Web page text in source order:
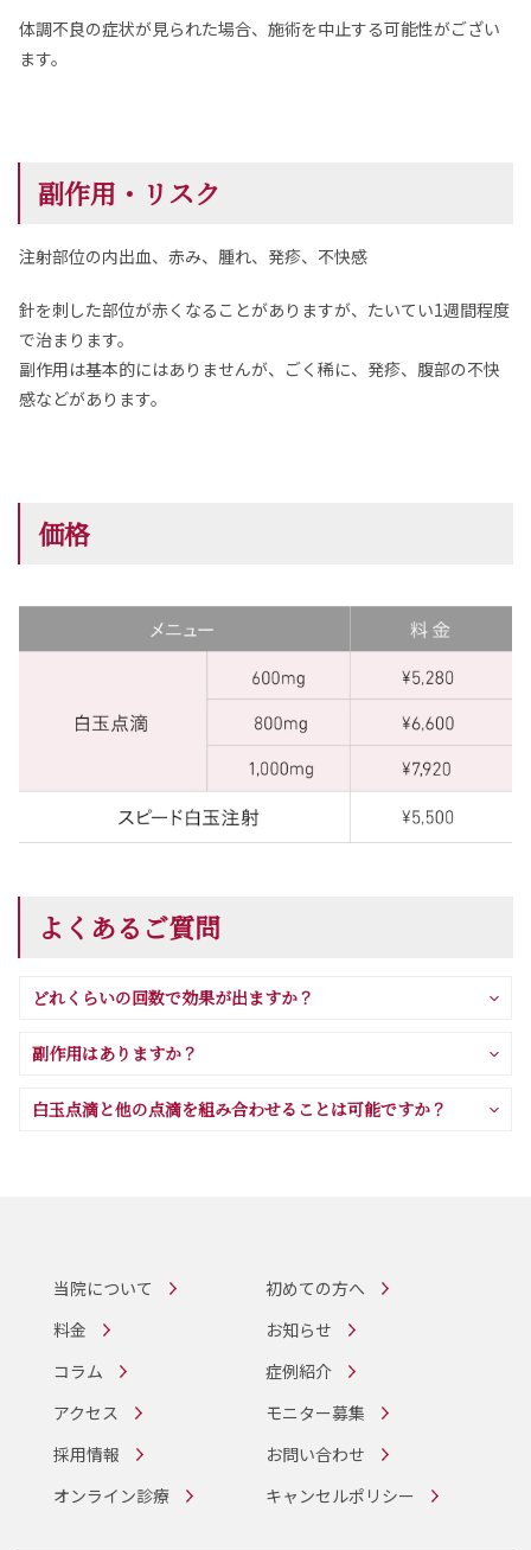
体調不良の症状が見られた場合、施術を中止する可能性がござい
ます。
副作用・リスク
注射部位の内出血、赤み、腫れ、発疹、不快感
針を刺した部位が赤くなることがありますが、たいてい1週間程度
で治まります。
副作用は基本的にはありませんが、ごく稀に、発疹、腹部の不快
感などがあります。
価格
よくあるご質問
どれくらいの回数で効果が出ますか？
副作用はありますか？
白玉点滴と他の点滴を組み合わせることは可能ですか？
当院について
初めての方へ
料金
お知らせ
コラム
症例紹介
アクセス
モニター募集
採用情報
お問い合わせ
オンライン診療
キャンセルポリシー